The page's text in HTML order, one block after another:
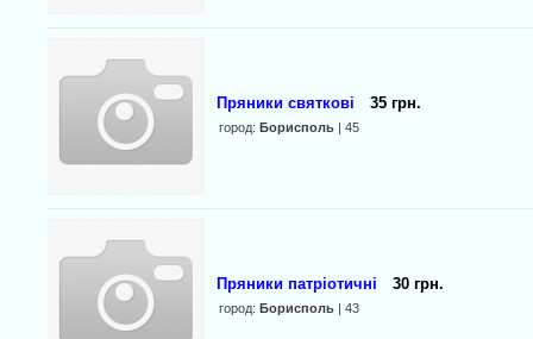
Пряники святкові 35 грн.
город: Борисполь | 45
Пряники патріотичні 30 грн.
город: Борисполь | 43